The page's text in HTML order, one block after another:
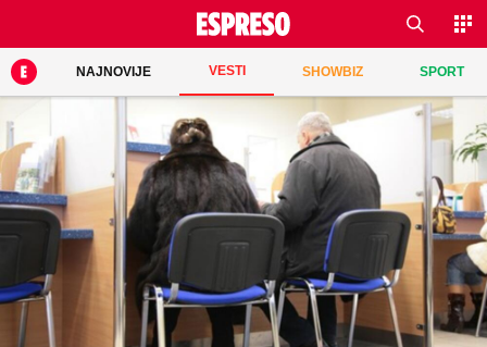
NAJNOVIJE VESTI SHOWBIZ SPORT